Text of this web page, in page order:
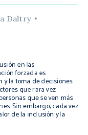
Daltry
en las
forzada es
y la toma de decisiones
que rara vez
que se ven más
Sin embargo, cada vez
de la inclusión y la